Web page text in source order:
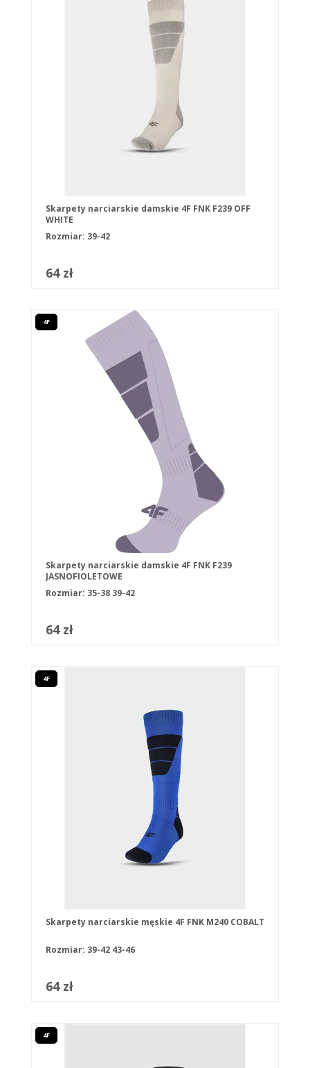
Skarpety narciarskie damskie 4F FNK F239 OFF
WHITE
Rozmiar: 39-42
64 zł
4F
Skarpety narciarskie damskie 4F FNK F239
JASNOFIOLETOWE
Rozmiar: 35-38 39-42
64 zł
4F
Skarpety narciarskie męskie 4F FNK M240 COBALT
Rozmiar: 39-42 43-46
64 zł
4F